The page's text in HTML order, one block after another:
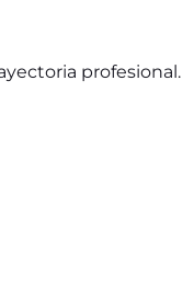
profesional.